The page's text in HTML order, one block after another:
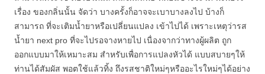
เรื่อง ของกลิ่นนั้น จัดว่า บางครั้งก็อาจจะเบาบางลงไป บ้างก็
สามารถ ที่จะเติมน้ำยาหรือเปลี่ยนแปลง เข้าไปได้ เพราะเหตุว่ารส
น้ำยา next pro ที่จะไปรอจางหายไป เนื่องจากว่าทางผู้ผลิต ถูก
ออกแบบมาให้เหมาะสม สำหรับเพื่อการแปลงหัวได้ แบบสบายๆให้
ท่านได้สัมผัส พอตใช้แล้วทิ้ง ถึงรสชาติใหม่ๆหรืออะไรใหม่ๆได้อย่าง